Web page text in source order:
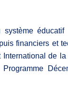
financiers et
International de
Programme